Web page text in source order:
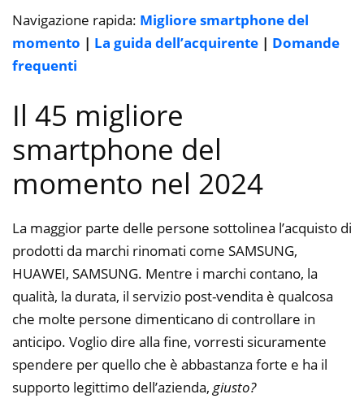
Navigazione rapida: Migliore smartphone del
momento | La guida dell’acquirente | Domande
frequenti
Il 45 migliore
smartphone del
momento nel 2024
La maggior parte delle persone sottolinea l’acquisto di
prodotti da marchi rinomati come SAMSUNG,
HUAWEI, SAMSUNG. Mentre i marchi contano, la
qualità, la durata, il servizio post-vendita è qualcosa
che molte persone dimenticano di controllare in
anticipo. Voglio dire alla fine, vorresti sicuramente
spendere per quello che è abbastanza forte e ha il
supporto legittimo dell’azienda, giusto?